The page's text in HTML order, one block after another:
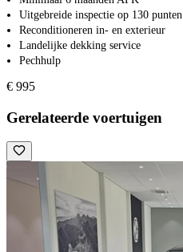
Uitgebreide inspectie op 130 punten
Reconditioneren in- en exterieur
Landelijke dekking service
Pechhulp
€ 995
Gerelateerde voertuigen